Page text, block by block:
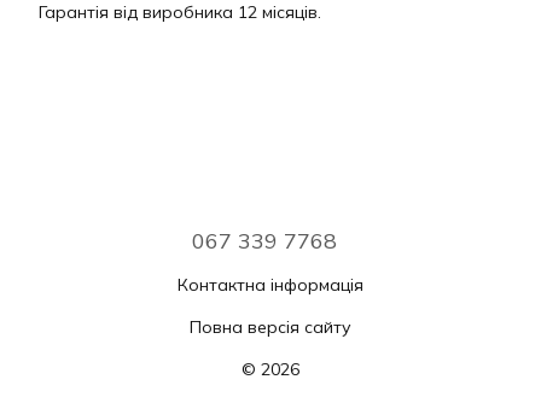
Гарантія від виробника 12 місяців.
067 339 7768
Контактна інформація
Повна версія сайту
© 2026